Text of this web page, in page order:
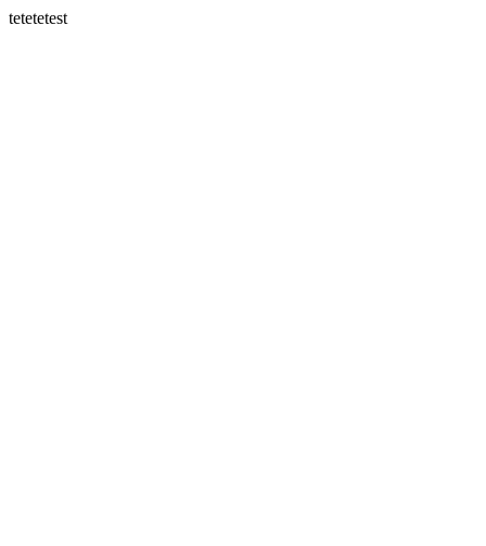
tetetetest